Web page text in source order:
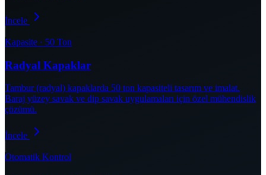
İncele
Kapasite · 50 Ton
Radyal Kapaklar
Tambur (radyal) kapaklarda 50 ton kapasiteli tasarım ve imalat.
Baraj yüzey savak ve dip savak uygulamaları için özel mühendislik
çözümü.
İncele
Otomatik Kontrol